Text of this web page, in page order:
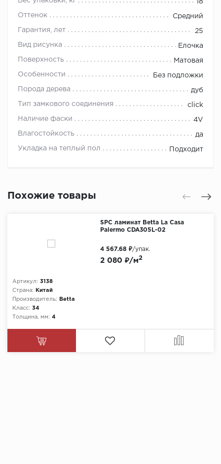
18
Оттенок Средний
Гарантия, лет 25
Вид рисунка Елочка
Поверхность Матовая
Особенности Без подложки
Порода дерева дуб
Тип замкового соединения click
Наличие фаски 4V
Влагостойкость да
Укладка на теплый пол Подходит
Похожие товары
SPC ламинат Betta La Casa
Palermo CDA305L-02
Артикул: 3138
Страна:
Китай
Производитель:
Betta
Класс: 34
Толщина, мм: 4
2 080 ₽/м2
4 567.68 ₽/упак.